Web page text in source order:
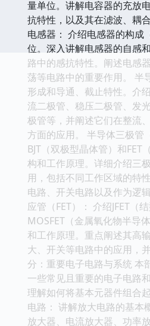
量单位。讲解电容器的充放
抗特性，以及其在滤波、耦
电感器： 介绍电感器的构成
位。深入讲解电感器的自感
路中的感抗特性。阐述电感
荡等电路中的重要作用。 半
形成和导通、截止特性。介
流二极管、稳压二极管、发
极管等，并阐述它们在整流
方面的应用。 半导体三极管
BJT（双极型晶体管）和
构和工作原理。详细介绍三
用，包括不同工作区域的特
电路、开关电路以及作为逻
应管（FET）： 介绍JFET（
MOSFET（金属氧化物半导
和工作原理。重点阐述其高
大、开关等电路中的应用，
分：重要电子电路与系统 本
一些常见且重要的电子电路
理解如何将基本元器件组合
电路： 讲解放大电路的基本
放大器、电流放大器、功率